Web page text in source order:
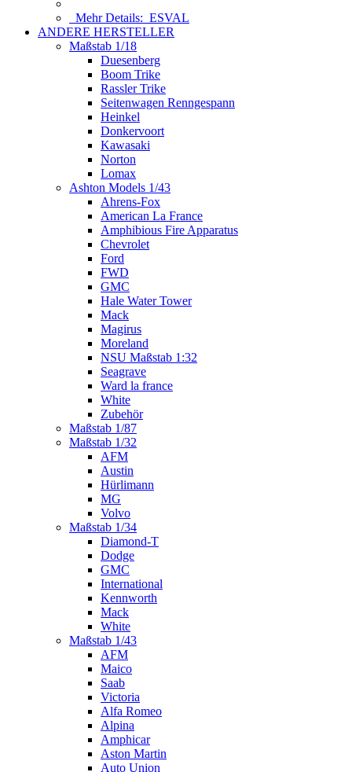
Mehr Details: ESVAL
ANDERE HERSTELLER
Maßstab 1/18
Duesenberg
Boom Trike
Rassler Trike
Seitenwagen Renngespann
Heinkel
Donkervoort
Kawasaki
Norton
Lomax
Ashton Models 1/43
Ahrens-Fox
American La France
Amphibious Fire Apparatus
Chevrolet
Ford
FWD
GMC
Hale Water Tower
Mack
Magirus
Moreland
NSU Maßstab 1:32
Seagrave
Ward la france
White
Zubehör
Maßstab 1/87
Maßstab 1/32
AFM
Austin
Hürlimann
MG
Volvo
Maßstab 1/34
Diamond-T
Dodge
GMC
International
Kennworth
Mack
White
Maßstab 1/43
AFM
Maico
Saab
Victoria
Alfa Romeo
Alpina
Amphicar
Aston Martin
Auto Union